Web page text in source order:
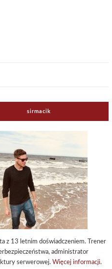
sirmacik
z 13 letnim doświadczeniem. Trener
administrator
serwerowej. Więcej informacji.